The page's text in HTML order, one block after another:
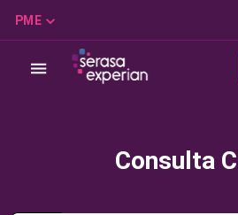
PME
Consulta